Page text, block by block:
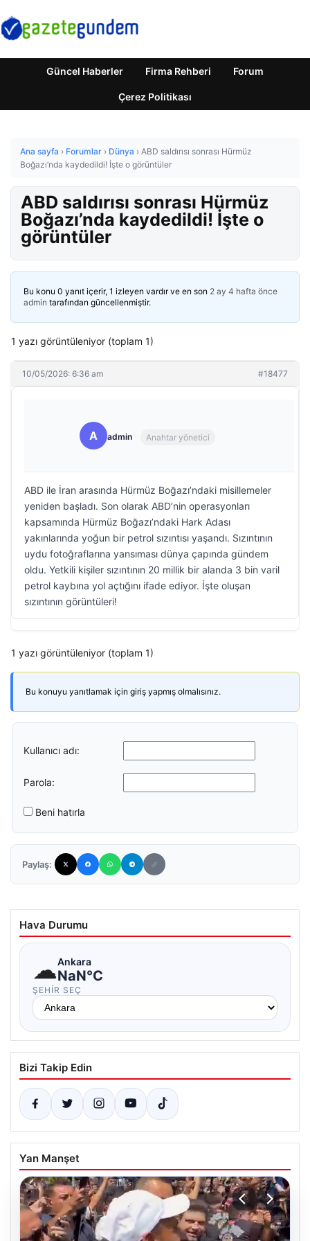
Güncel Haberler Firma Rehberi Forum
Çerez Politikası
Ana sayfa › Forumlar › Dünya › ABD saldırısı sonrası Hürmüz
Boğazı’nda kaydedildi! İşte o görüntüler
ABD saldırısı sonrası Hürmüz
Boğazı’nda kaydedildi! İşte o
görüntüler
Bu konu 0 yanıt içerir, 1 izleyen vardır ve en son 2 ay 4 hafta önce
admin tarafından güncellenmiştir.
1 yazı görüntüleniyor (toplam 1)
10/05/2026: 6:36 am #18477
A admin Anahtar yönetici
ABD ile İran arasında Hürmüz Boğazı’ndaki misillemeler
yeniden başladı. Son olarak ABD’nin operasyonları
kapsamında Hürmüz Boğazı’ndaki Hark Adası
yakınlarında yoğun bir petrol sızıntısı yaşandı. Sızıntının
uydu fotoğraflarına yansıması dünya çapında gündem
oldu. Yetkili kişiler sızıntının 20 millik bir alanda 3 bin varil
petrol kaybına yol açtığını ifade ediyor. İşte oluşan
sızıntının görüntüleri!
1 yazı görüntüleniyor (toplam 1)
Bu konuyu yanıtlamak için giriş yapmış olmalısınız.
Kullanıcı adı:
Parola:
Beni hatırla
Paylaş:
Hava Durumu
☁Ankara
NaN°C
ŞEHIR SEÇ
Bizi Takip Edin
Yan Manşet